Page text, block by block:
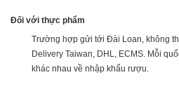
Đối với thực phẩm
Trường hợp gửi tới Đài Loan, không
Delivery Taiwan, DHL, ECMS. Mỗi
khác nhau về nhập khẩu rượu.